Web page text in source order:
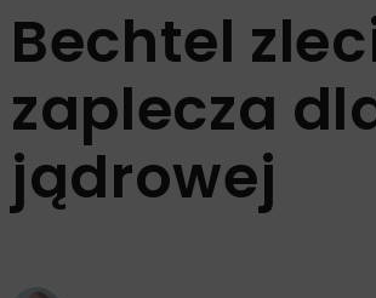
Bechtel
zaplecza
jądrowej